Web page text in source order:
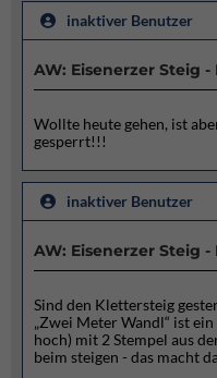
inaktiver Benutzer
AW: Eisenerzer Steig
Wollte heute gehen, ist
gesperrt!!!
inaktiver Benutzer
AW: Eisenerzer Steig
Sind den Klettersteig
„Zwei Meter Wandl“ ist
hoch) mit 2 Stempel aus
beim steigen - das macht